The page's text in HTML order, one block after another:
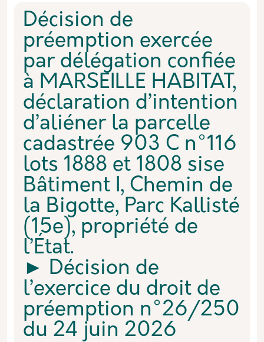
Décision de
préemption exercée
par délégation confiée
à MARSEILLE HABITAT,
déclaration d’intention
d’aliéner la parcelle
cadastrée 903 C n°116
lots 1888 et 1808 sise
Bâtiment I, Chemin de
la Bigotte, Parc Kallisté
(15e), propriété de
l’État.
► Décision de
l’exercice du droit de
préemption n°26/250
du 24 juin 2026